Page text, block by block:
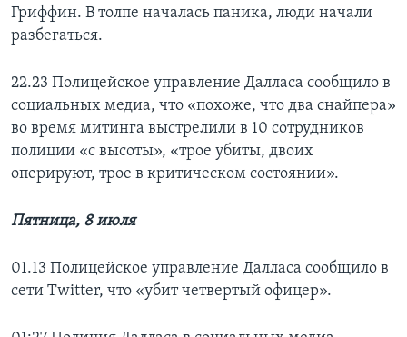
Гриффин. В толпе началась паника, люди начали
разбегаться.
22.23 Полицейское управление Далласа сообщило в
социальных медиа, что «похоже, что два снайпера»
во время митинга выстрелили в 10 сотрудников
полиции «с высоты», «трое убиты, двоих
оперируют, трое в критическом состоянии».
Пятница, 8 июля
01.13 Полицейское управление Далласа сообщило в
сети Twitter, что «убит четвертый офицер».